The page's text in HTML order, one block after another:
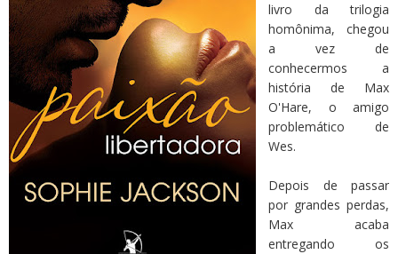
livro da trilogia
homônima, chegou
a vez de
conhecermos a
história de Max
O'Hare, o amigo
problemático de
Wes.
Depois de passar
por grandes perdas,
Max acaba
entregando os